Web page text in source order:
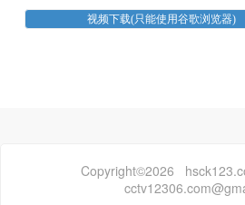
Copyright©2026